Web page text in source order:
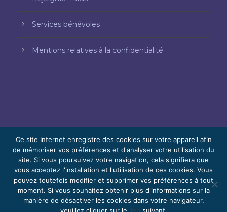
Services bénévoles
Mentions relatives à la confidentialité
© 2026 Bello, Gallardo, Bonequi et García,
S.C.
Contenu traduit automatiquement. La
précision peut varier selon la langue.
Ce site Internet enregistre des cookies sur votre appareil afin
de mémoriser vos préférences et d'analyser votre utilisation du
site. Si vous poursuivez votre navigation, cela signifiera que
vous acceptez l'installation et l'utilisation de ces cookies. Vous
pouvez toutefois modifier et supprimer vos préférences à tout
moment. Si vous souhaitez obtenir plus d'informations sur la
manière de désactiver les cookies dans votre navigateur,